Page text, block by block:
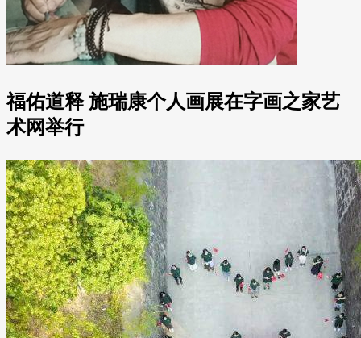
福佑道释 施瑞康个人画展在字画之家艺
术网举行